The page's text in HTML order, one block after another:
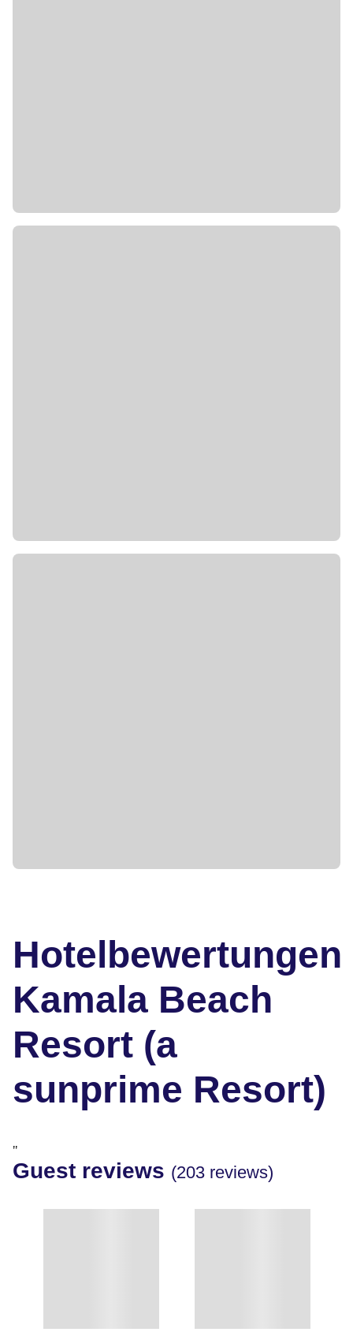
Hotelbewertungen
Kamala Beach
Resort (a
sunprime Resort)
"
Guest reviews (203 reviews)